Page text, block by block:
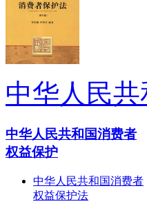
中华人民
中华人民共和国消费者
权益保护
中华人民共和国消费者
权益保护法